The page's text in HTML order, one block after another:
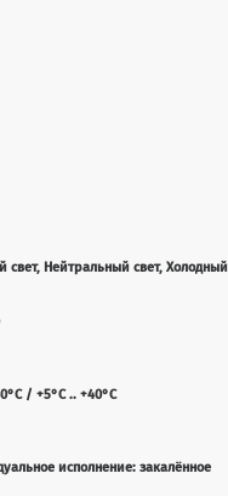
свет, Нейтральный свет, Холодный
/ +5°С .. +40°C
исполнение: закалённое